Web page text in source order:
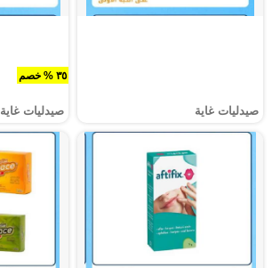
صيدليات غاية
٣٥ % خصم
صيدليات غاية